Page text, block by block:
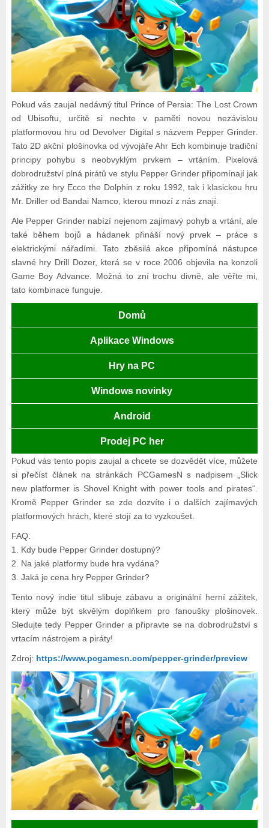
Pokud vás zaujal nedávný titul Prince of Persia: The Lost Crown
od Ubisoftu, určitě si nechte v paměti novou nezávislou
platformovou hru od Devolver Digital s názvem Pepper Grinder.
Tato 2D akční plošinovka od vývojáře Ahr Ech kombinuje tradiční
principy pohybu s neobvyklým prvkem – vrtáním. Pixelová
dobrodružství plná pirátů ve stylu Pepper Grinder připomínají jak
zážitky ze hry Ecco the Dolphin z roku 1992, tak i klasickou hru
Mr. Driller od Bandai Namco, kterou mnozí z nás znají.
Ale Pepper Grinder nabízí nejenom zajímavý pohyb a vrtání, ale
také během bojů a hádanek přináší nový prvek – práce s
elektrickými nářadími. Tato zběsilá akce připomíná nástupce
slavné hry Drill Dozer, která se v roce 2006 objevila na konzoli
Game Boy Advance. Možná to zní trochu divně, ale věřte mi,
tato kombinace funguje.
Domů
Aplikace Windows
Hry na PC
Windows novinky
Android
Prodej PC her
Pokud vás tento popis zaujal a chcete se dozvědět více, můžete
si přečíst článek na stránkách PCGamesN s nadpisem „Slick
new platformer is Shovel Knight with power tools and pirates“.
Kromě Pepper Grinder se zde dozvíte i o dalších zajímavých
platformových hrách, které stojí za to vyzkoušet.
FAQ:
1. Kdy bude Pepper Grinder dostupný?
2. Na jaké platformy bude hra vydána?
3. Jaká je cena hry Pepper Grinder?
Tento nový indie titul slibuje zábavu a originální herní zážitek,
který může být skvělým doplňkem pro fanoušky plošinovek.
Sledujte tedy Pepper Grinder a připravte se na dobrodružství s
vrtacím nástrojem a piráty!
Zdroj: https://www.pcgamesn.com/pepper-grinder/preview